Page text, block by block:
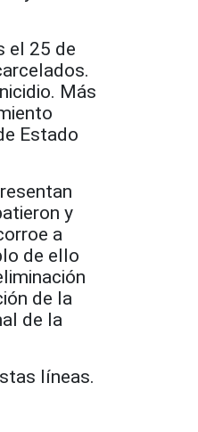
el 25 de
Más
Estado
y
a
de ello
de la
de la
líneas.